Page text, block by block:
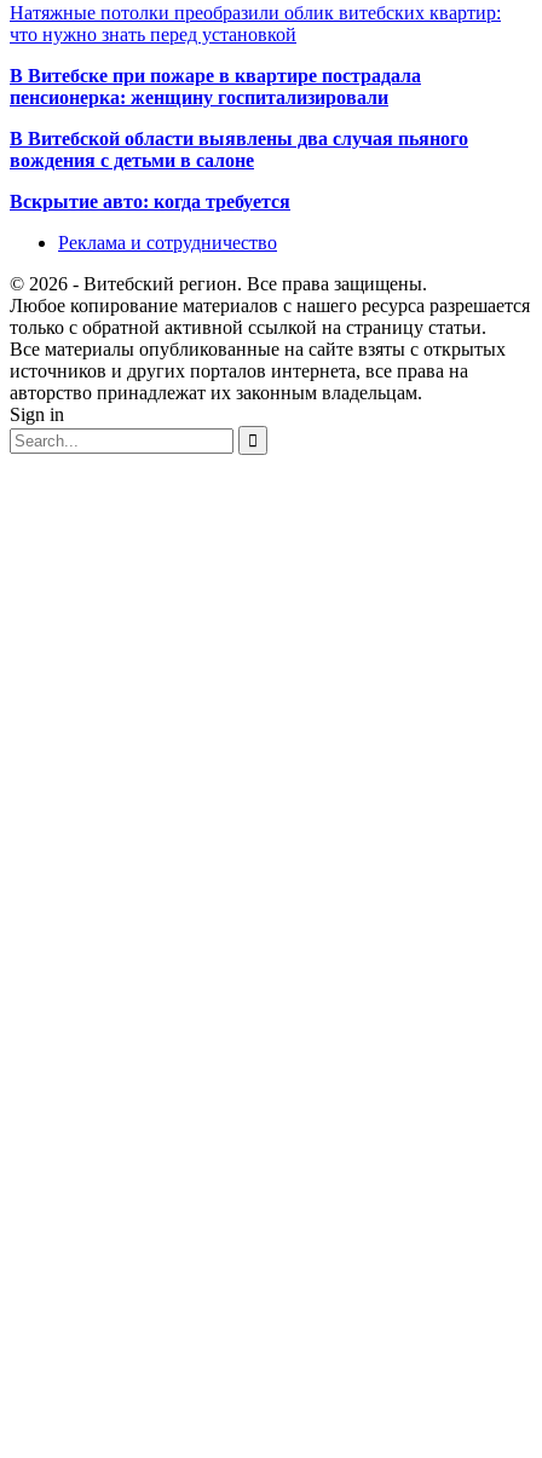
Натяжные потолки преобразили облик витебских квартир:
что нужно знать перед установкой
В Витебске при пожаре в квартире пострадала
пенсионерка: женщину госпитализировали
В Витебской области выявлены два случая пьяного
вождения с детьми в салоне
Вскрытие авто: когда требуется
Реклама и сотрудничество
© 2026 - Витебский регион. Все права защищены.
Любое копирование материалов с нашего ресурса разрешается
только с обратной активной ссылкой на страницу статьи.
Все материалы опубликованные на сайте взяты с открытых
источников и других порталов интернета, все права на
авторство принадлежат их законным владельцам.
Sign in